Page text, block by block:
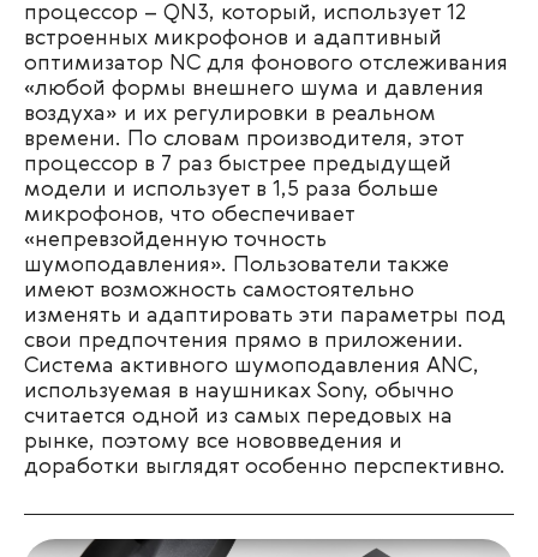
процессор – QN3, который, использует 12
встроенных микрофонов и адаптивный
оптимизатор NC для фонового отслеживания
«любой формы внешнего шума и давления
воздуха» и их регулировки в реальном
времени. По словам производителя, этот
процессор в 7 раз быстрее предыдущей
модели и использует в 1,5 раза больше
микрофонов, что обеспечивает
«непревзойденную точность
шумоподавления». Пользователи также
имеют возможность самостоятельно
изменять и адаптировать эти параметры под
свои предпочтения прямо в приложении.
Система активного шумоподавления ANC,
используемая в наушниках Sony, обычно
считается одной из самых передовых на
рынке, поэтому все нововведения и
доработки выглядят особенно перспективно.